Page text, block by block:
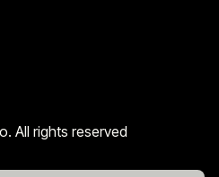
All rights reserved